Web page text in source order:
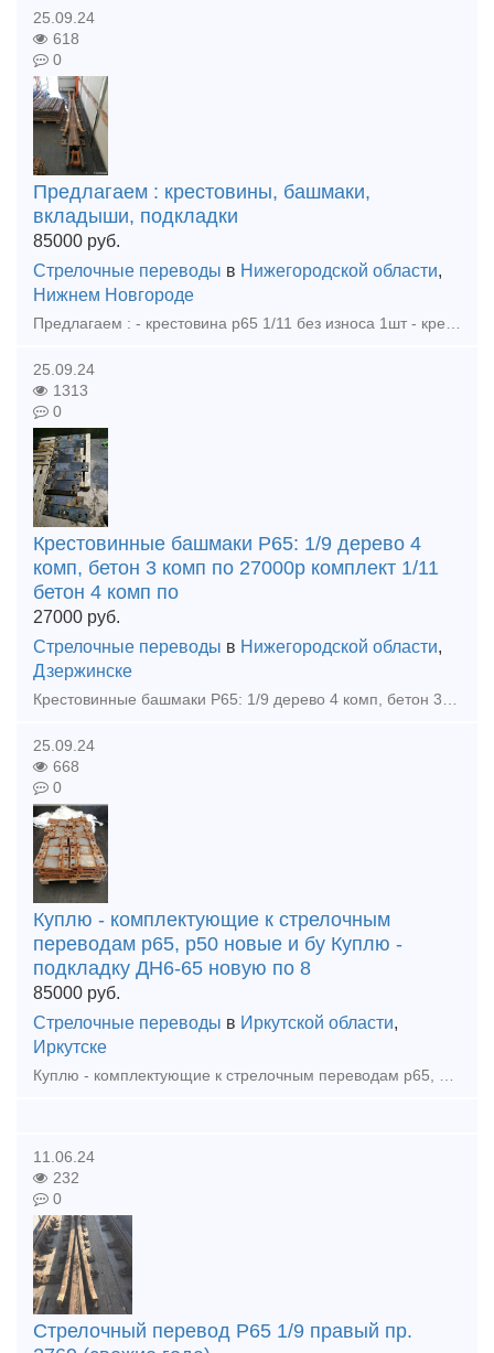
25.09.24
618
0
Предлагаем : крестовины, башмаки,
вкладыши, подкладки
85000 руб.
Стрелочные переводы в Нижегородской области,
Нижнем Новгороде
Предлагаем : - крестовина р65 1/11 без износа 1шт - крестовина р50 1/9 без износа 3шт - башмаки рамные 2768 новые 85шт - башмаки крестовиные р65 1/11, 1/9, 1/6 новые, дерево бетон - вкладыши 4д
25.09.24
1313
0
Крестовинные башмаки Р65: 1/9 дерево 4
комп, бетон 3 комп по 27000р комплект 1/11
бетон 4 комп по
27000 руб.
Стрелочные переводы в Нижегородской области,
Дзержинске
Крестовинные башмаки Р65: 1/9 дерево 4 комп, бетон 3 комп по 27000р комплект 1/11 бетон 4 комп по 27000р комплект 1/6 бетон 2 комп по 23000 р комплект Башмаки на контру бетон 10шт по 5000р
25.09.24
668
0
Куплю - комплектующие к стрелочным
переводам р65, р50 новые и бу Куплю -
подкладку ДН6-65 новую по 8
85000 руб.
Стрелочные переводы в Иркутской области,
Иркутске
Куплю - комплектующие к стрелочным переводам р65, р50 новые и бу Куплю - подкладку ДН6-65 новую по 85000р тн Куплю - шуруп путевой 24х170 новый по 55000р тн Куплю - костыль путовой 16х16х165 новый
11.06.24
232
0
Стрелочный перевод Р65 1/9 правый пр.